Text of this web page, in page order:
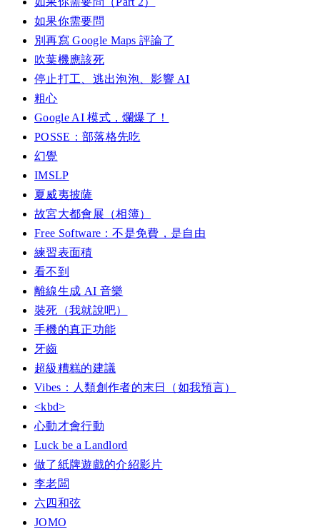
如果你需要問
別再寫 Google Maps 評論了
吹葉機應該死
停止打工、逃出泡泡、影響 AI
粗心
Google AI 模式，爛爆了！
POSSE：部落格先吃
幻覺
IMSLP
夏威夷披薩
故宮大都會展（相簿）
Free Software：不是免費，是自由
練習表面積
看不到
離線生成 AI 音樂
裝死（我就說吧）
手機的真正功能
牙齒
超級糟糕的建議
Vibes：人類創作者的末日（如我預言）
<kbd>
心動才會行動
Luck be a Landlord
做了紙牌遊戲的介紹影片
李老闆
六四和弦
JOMO